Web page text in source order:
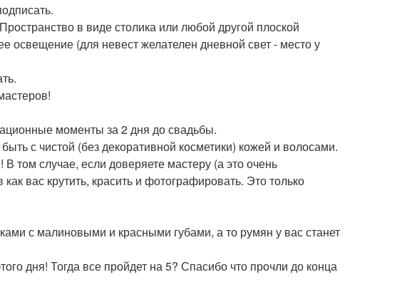
в виде столика или любой другой плоской
освещение (для невест желателен дневной свет - место у
моменты за 2 дня до свадьбы.
с чистой (без декоративной косметики) кожей и волосами.
том случае, если доверяете мастеру (а это очень
вас крутить, красить и фотографировать. Это только
с малиновыми и красными губами, а то румян у вас станет
дня! Тогда все пройдет на 5? Спасибо что прочли до конца